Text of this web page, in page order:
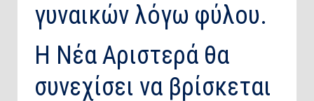
γυναικών λόγω φύλου.
Η Νέα Αριστερά θα
συνεχίσει να βρίσκεται